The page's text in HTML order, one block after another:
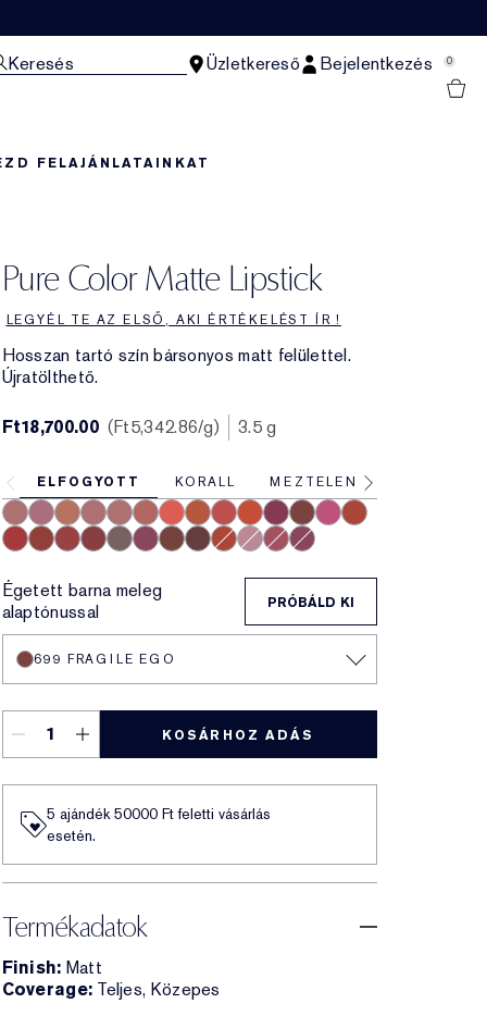
Keresés Üzletkereső Bejelentkezés 0
FELAJÁNLATAINKAT
Pure Color Matte Lipstick
LEGYÉL TE AZ ELSŐ, AKI ÉRTÉKELÉST ÍR !
Hosszan tartó szín bársonyos matt felülettel.
Újratölthető.
Ft18,700.00 Ft5,342.86/g 3.5 g
ELFOGYOTT KORALL MEZTELEN
868 Influential
682 Love Bite
676 Flirtatious
828 In Control
420 Rebellious Rose
669 Stolen Heart
667 Deny All
836 Captivated
559 Demand
460 Thrill Me
888 Power Kiss
699 Fragile Ego
616 Enigma
Égetett barna meleg
alaptónussal
PRÓBÁLD KI
699 FRAGILE EGO
KOSÁRHOZ ADÁS
5 ajándék 50000​ Ft feletti vásárlás
esetén.
Termékadatok
Finish: Matt
Coverage: Teljes, Közepes